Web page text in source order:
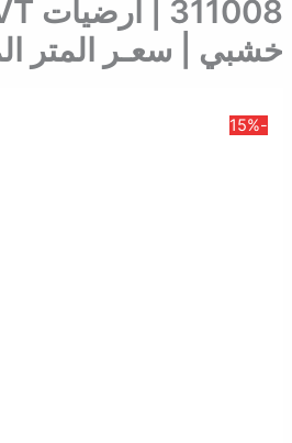
خشبي | سعـر المتر
-15%